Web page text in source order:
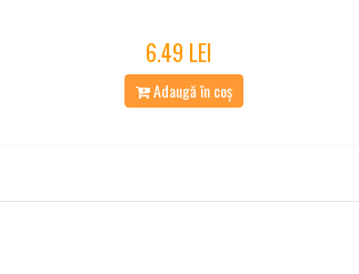
6.49 LEI
Adaugă în coș